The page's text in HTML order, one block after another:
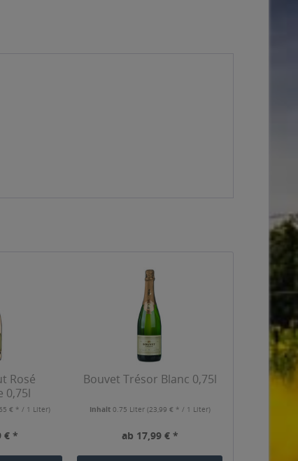
Rosé
0,75l
€ * / 1 Liter)
€ *
Bouvet Trésor Blanc 0,75l
Inhalt 0.75 Liter (23,99 € * / 1 Liter)
ab 17,99 € *